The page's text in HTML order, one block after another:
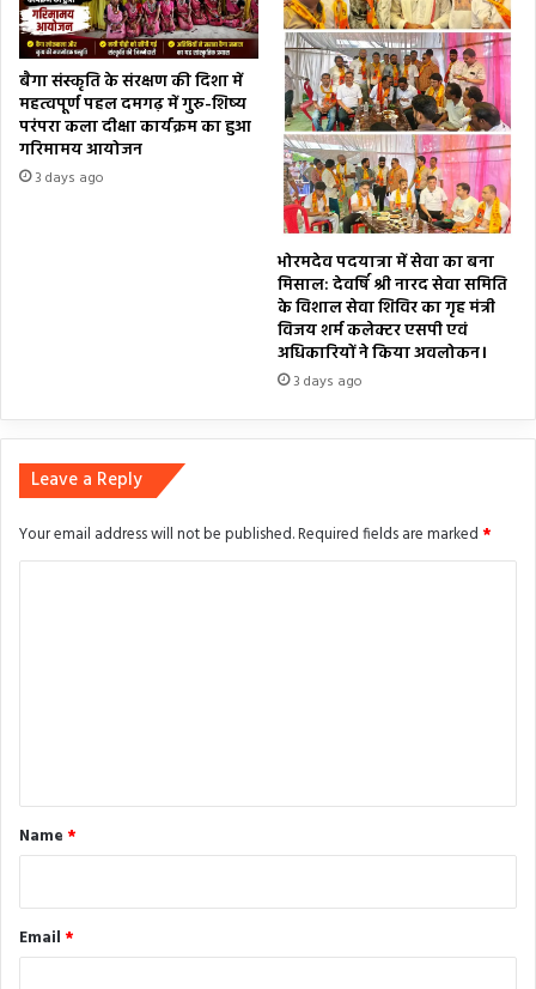
बैगा संस्कृति के संरक्षण की दिशा में
महत्वपूर्ण पहल दमगढ़ में गुरु-शिष्य
परंपरा कला दीक्षा कार्यक्रम का हुआ
गरिमामय आयोजन
3 days ago
भोरमदेव पदयात्रा में सेवा का बना
मिसाल: देवर्षि श्री नारद सेवा समिति
के विशाल सेवा शिविर का गृह मंत्री
विजय शर्म कलेक्टर एसपी एवं
अधिकारियों ने किया अवलोकन।
3 days ago
Leave a Reply
Your email address will not be published.Required fields are marked *
*
Name *
Email *